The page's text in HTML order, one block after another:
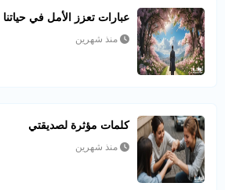
عبارات تعزز الأمل في حياتنا
منذ شهرين
كلمات مؤثرة لصديقتي
منذ شهرين